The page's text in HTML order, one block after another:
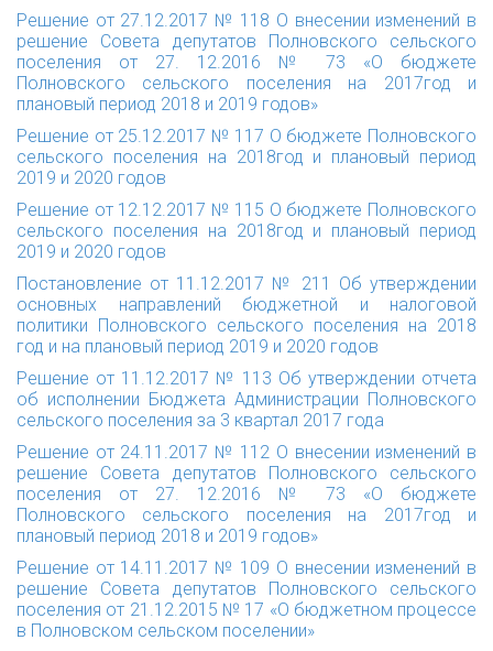
Решение от 27.12.2017 № 118 О внесении изменений в
решение Совета депутатов Полновского сельского
поселения от 27. 12.2016 № 73 «О бюджете
Полновского сельского поселения на 2017год и
плановый период 2018 и 2019 годов»
Решение от 25.12.2017 № 117 О бюджете Полновского
сельского поселения на 2018год и плановый период
2019 и 2020 годов
Решение от 12.12.2017 № 115 О бюджете Полновского
сельского поселения на 2018год и плановый период
2019 и 2020 годов
Постановление от 11.12.2017 № 211 Об утверждении
основных направлений бюджетной и налоговой
политики Полновского сельского поселения на 2018
год и на плановый период 2019 и 2020 годов
Решение от 11.12.2017 № 113 Об утверждении отчета
об исполнении Бюджета Администрации Полновского
сельского поселения за 3 квартал 2017 года
Решение от 24.11.2017 № 112 О внесении изменений в
решение Совета депутатов Полновского сельского
поселения от 27. 12.2016 № 73 «О бюджете
Полновского сельского поселения на 2017год и
плановый период 2018 и 2019 годов»
Решение от 14.11.2017 № 109 О внесении изменений в
решение Совета депутатов Полновского сельского
поселения от 21.12.2015 № 17 «О бюджетном процессе
в Полновском сельском поселении»